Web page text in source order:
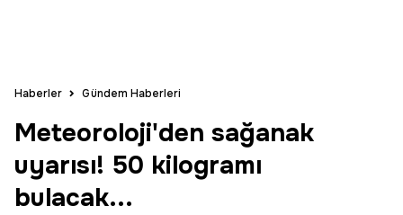
Haberler Gündem Haberleri
Meteoroloji'den sağanak
uyarısı! 50 kilogramı
bulacak...